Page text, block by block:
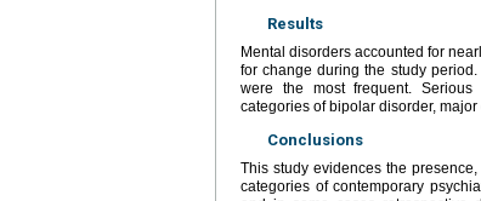
Results
Mental disorders accounted for
for change during the study
were the most frequent. Serious
categories of bipolar disorder,
Conclusions
This study evidences the
categories of contemporary